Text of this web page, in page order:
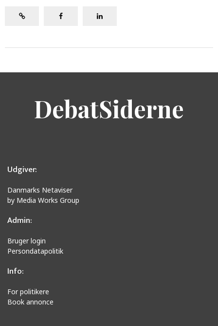
DebatSiderne
Udgiver:
Danmarks Netaviser
by Media Works Group
Admin:
Bruger login
Persondatapolitik
Info:
For politikere
Book annonce